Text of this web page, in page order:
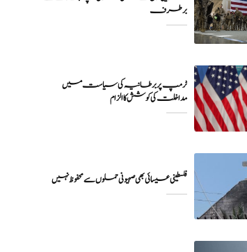
برطرف
ٹرمپ پر برطانیہ کی سیاست میں
مداخلت کی کوشش کا الزام
فلسطینی عیسائی بھی صہیونی حملوں سے محفوظ نہیں